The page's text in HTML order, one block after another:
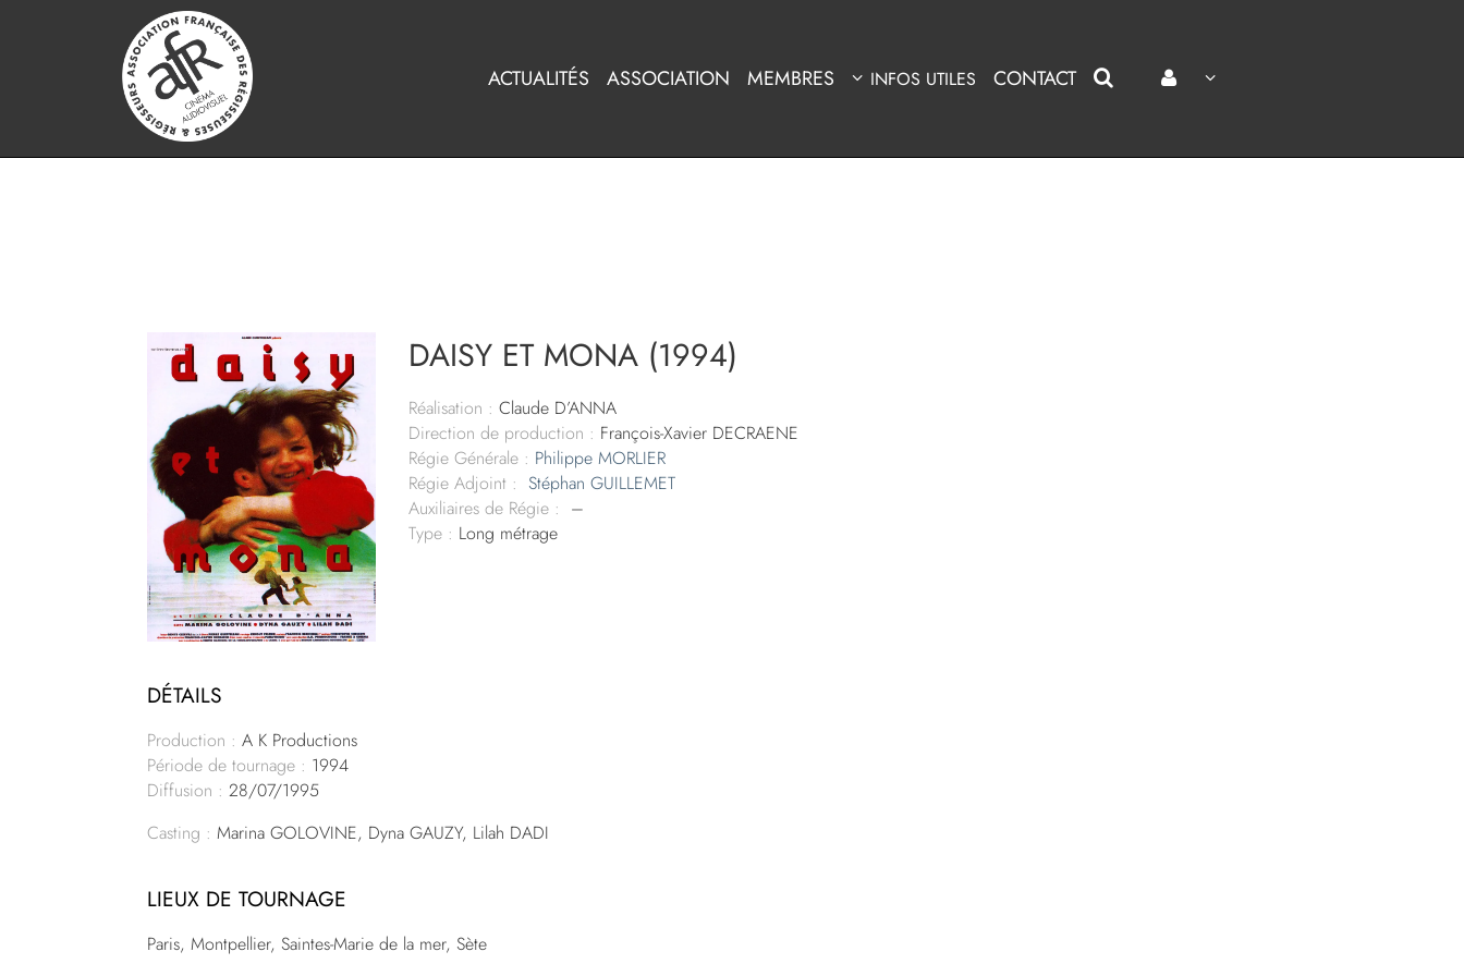
ACTUALITÉS ASSOCIATION MEMBRES INFOS UTILES CONTACT
DAISY ET MONA (1994)
Réalisation : Claude D’ANNA
Direction de production : François-Xavier DECRAENE
Régie Générale : Philippe MORLIER
Régie Adjoint : Stéphan GUILLEMET
Auxiliaires de Régie : –
Type : Long métrage
DÉTAILS
Production : A K Productions
Période de tournage : 1994
Diffusion : 28/07/1995
Casting : Marina GOLOVINE, Dyna GAUZY, Lilah DADI
LIEUX DE TOURNAGE
Paris, Montpellier, Saintes-Marie de la mer, Sète